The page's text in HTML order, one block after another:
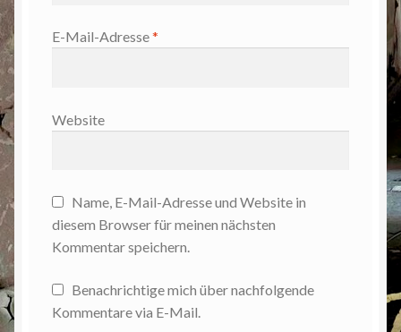
E-Mail-Adresse*
Website
Name, E-Mail-Adresse und Website in
diesem Browser für meinen nächsten
Kommentar speichern.
Benachrichtige mich über nachfolgende
Kommentare via E-Mail.